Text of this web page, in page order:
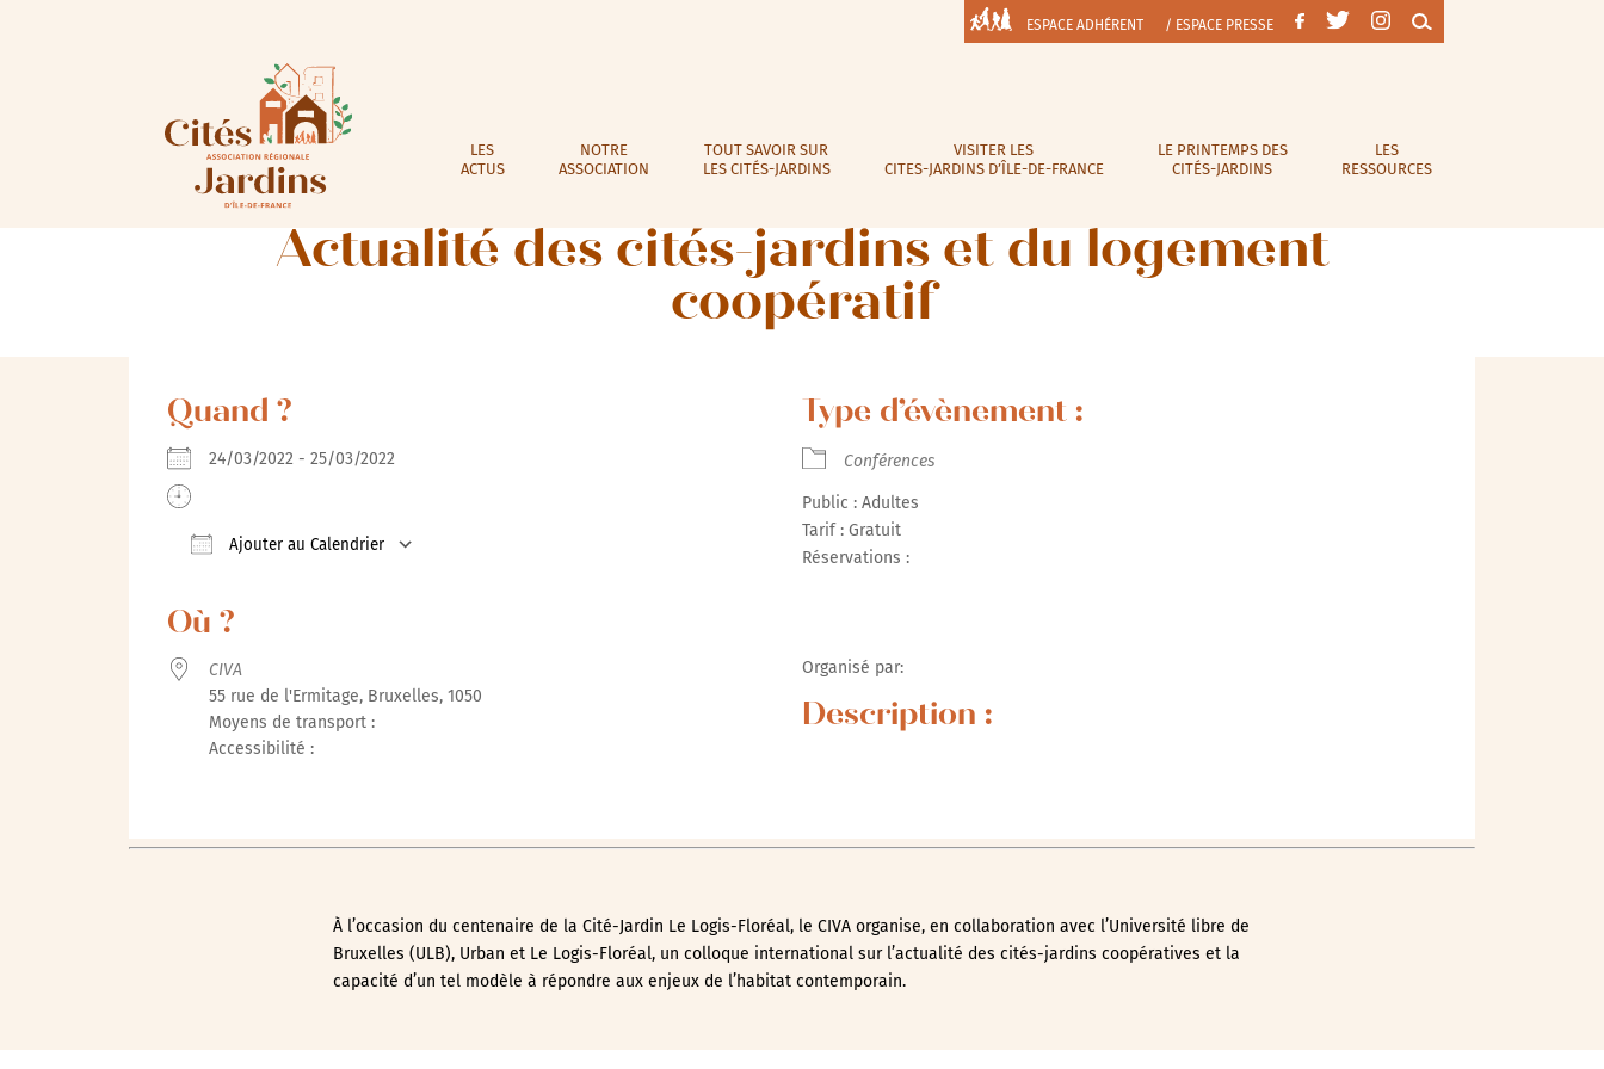
ESPACE ADHÉRENT / ESPACE PRESSE
LES
ACTUS
NOTRE
ASSOCIATION
TOUT SAVOIR SUR
LES CITÉS-JARDINS
VISITER LES
CITES-JARDINS D’ÎLE-DE-FRANCE
LE PRINTEMPS DES
CITÉS-JARDINS
LES
RESSOURCES
Actualité des cités-jardins et du logement
coopératif
Quand ?
24/03/2022 - 25/03/2022
Ajouter au Calendrier
Où ?
CIVA
55 rue de l'Ermitage, Bruxelles, 1050
Moyens de transport :
Accessibilité :
Type d’évènement :
Conférences
Public : Adultes
Tarif : Gratuit
Réservations :
Organisé par:
Description :
À l’occasion du centenaire de la Cité-Jardin Le Logis-Floréal, le CIVA organise, en collaboration avec l’Université libre de
Bruxelles (ULB), Urban et Le Logis-Floréal, un colloque international sur l’actualité des cités-jardins coopératives et la
capacité d’un tel modèle à répondre aux enjeux de l’habitat contemporain.